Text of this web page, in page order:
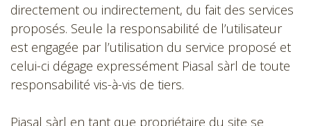
directement ou indirectement, du fait des services
proposés. Seule la responsabilité de l’utilisateur
est engagée par l’utilisation du service proposé et
celui-ci dégage expressément Piasal sàrl de toute
responsabilité vis-à-vis de tiers.
Piasal sàrl en tant que propriétaire du site se